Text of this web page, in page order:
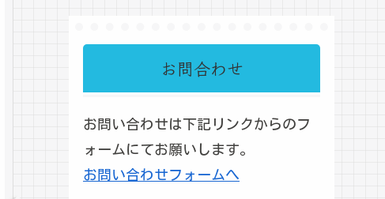
お問合わせ
お問い合わせは下記リンクからのフ
ォームにてお願いします。
お問い合わせフォームへ